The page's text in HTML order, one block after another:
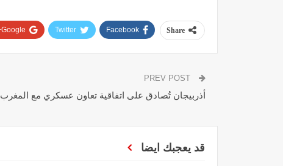
Share
Facebook
Twitter
Google+
أذربيجان تُصادق على اتفاقية تعاون عسكري مع المغرب
قد يعجبك ايضا